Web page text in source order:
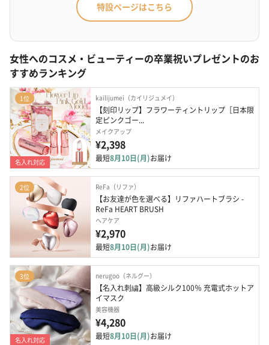
特設ページはこちら
女性へのコスメ・ビューティーの卒業祝いプレゼントのお
すすめランキング
1位
名入れ対応
kailijumei（カイリジュメイ）
【刻印リップ】フラワーティントリップ［日本限
定ピンクゴー...
メイクアップ
¥2,398
最短8月10日(月)お届け
2位 ReFa（リファ）
【お友達が色を選べる】リファハートブラシ -
ReFa HEART BRUSH
ヘアケア
¥2,970
最短8月10日(月)お届け
3位
名入れ対応
nerugoo（ネルグー）
【名入れ刺繍】高級シルク100％ 充電式ホットア
イマスク
美容機器
¥4,280
最短8月10日(月)お届け